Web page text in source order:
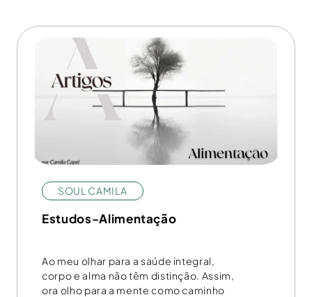
SOUL CAMILA
Estudos-Alimentação
Ao meu olhar para a saúde integral,
corpo e alma não têm distinção. Assim,
ora olho para a mente como caminho